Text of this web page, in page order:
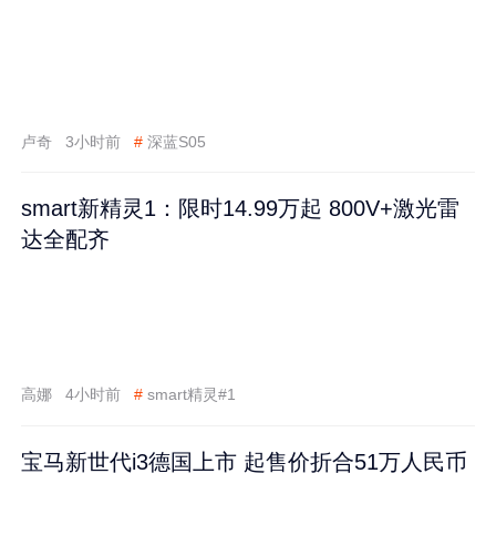
卢奇 3小时前 # 深蓝S05
smart新精灵1：限时14.99万起 800V+激光雷
达全配齐
高娜 4小时前 # smart精灵#1
宝马新世代i3德国上市 起售价折合51万人民币